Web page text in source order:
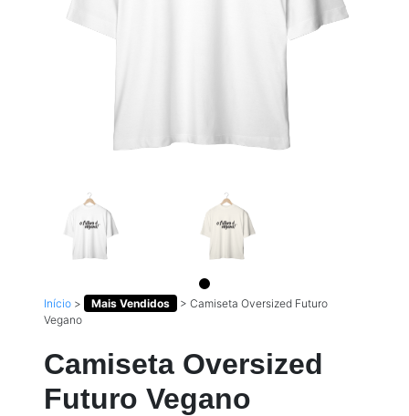
Início > Mais Vendidos > Camiseta Oversized Futuro
Vegano
Camiseta Oversized
Futuro Vegano